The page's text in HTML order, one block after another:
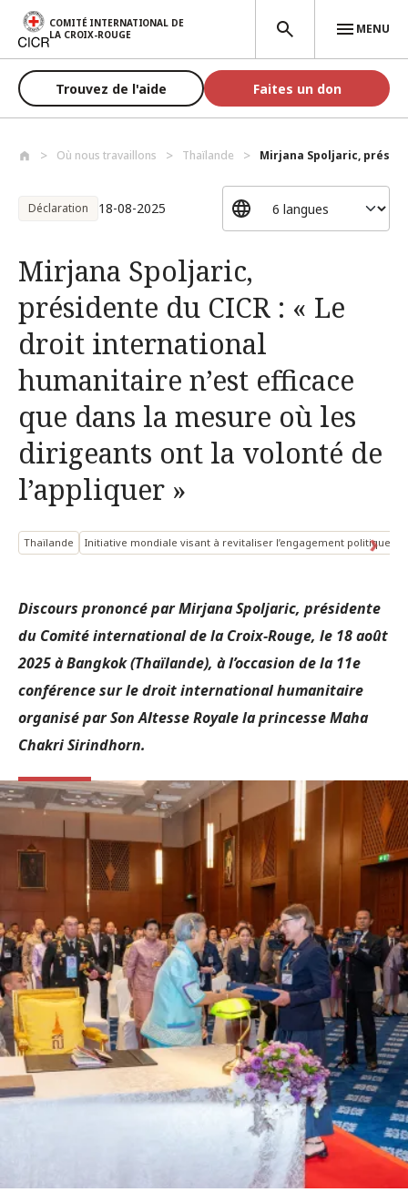
Aller au contenu principal
COMITÉ INTERNATIONAL DE
LA CROIX-ROUGE
MENU
Trouvez de l'aide Faites un don
Où nous travaillons Thaïlande Mirjana Spoljaric,
Déclaration 18-08-2025
Mirjana Spoljaric,
présidente du CICR : « Le
droit international
humanitaire n’est efficace
que dans la mesure où les
dirigeants ont la volonté de
l’appliquer »
Thaïlande Initiative mondiale visant à revitaliser l’engagement politique
Discours prononcé par Mirjana Spoljaric, présidente
du Comité international de la Croix‑Rouge, le 18 août
2025 à Bangkok (Thaïlande), à l’occasion de la 11e
conférence sur le droit international humanitaire
organisé par Son Altesse Royale la princesse Maha
Chakri Sirindhorn.